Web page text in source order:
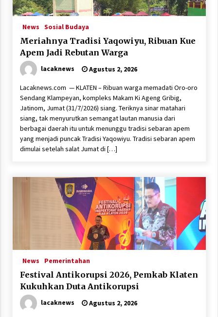
News Sosial Budaya
Meriahnya Tradisi Yaqowiyu, Ribuan Kue
Apem Jadi Rebutan Warga
lacaknews Agustus 2, 2026
Lacaknews.com — KLATEN – Ribuan warga memadati Oro-oro
Sendang Klampeyan, kompleks Makam Ki Ageng Gribig,
Jatinom, Jumat (31/7/2026) siang. Teriknya sinar matahari
siang, tak menyurutkan semangat lautan manusia dari
berbagai daerah itu untuk menunggu tradisi sebaran apem
yang menjadi puncak Tradisi Yaqowiyu. Tradisi sebaran apem
dimulai setelah salat Jumat di […]
News Pemerintahan
Festival Antikorupsi 2026, Pemkab Klaten
Kukuhkan Duta Antikorupsi
lacaknews Agustus 2, 2026